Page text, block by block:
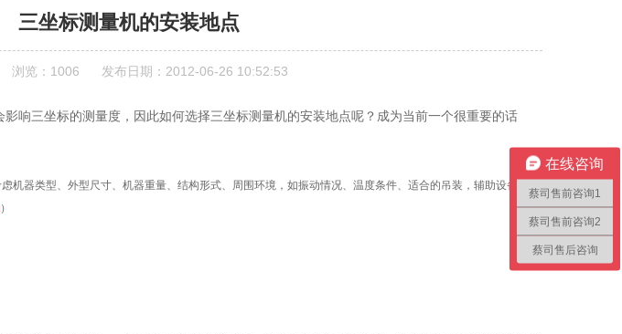
三坐标测量机的安装地点
浏览： 1006 发布日期：2012-06-26 10:52:53
测量度，因此如何选择三坐标测量机的安装地点呢？成为当前一个很重要的话
机器类型、外型尺寸、机器重量、结构形式、周围环境，如振动情况、温度条件、适合的吊装，辅助设备
）
在线咨询
蔡司售前咨询1
蔡司售前咨询2
蔡司售后咨询